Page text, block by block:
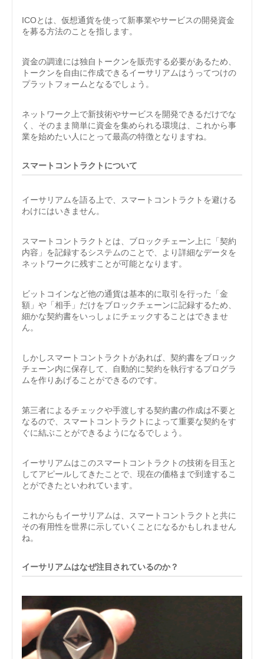
ICOとは、仮想通貨を使って新事業やサービスの開発資金
を募る方法のことを指します。
資金の調達には独自トークンを販売する必要があるため、
トークンを自由に作成できるイーサリアムはうってつけの
プラットフォームとなるでしょう。
ネットワーク上で新技術やサービスを開発できるだけでな
く、そのまま簡単に資金を集められる環境は、これから事
業を始めたい人にとって最高の特徴となりますね。
スマートコントラクトについて
イーサリアムを語る上で、スマートコントラクトを避ける
わけにはいきません。
スマートコントラクトとは、ブロックチェーン上に「契約
内容」を記録するシステムのことで、より詳細なデータを
ネットワークに残すことが可能となります。
ビットコインなど他の通貨は基本的に取引を行った「金
額」や「相手」だけをブロックチェーンに記録するため、
細かな契約書をいっしょにチェックすることはできませ
ん。
しかしスマートコントラクトがあれば、契約書をブロック
チェーン内に保存して、自動的に契約を執行するプログラ
ムを作りあげることができるのです。
第三者によるチェックや手渡しする契約書の作成は不要と
なるので、スマートコントラクトによって重要な契約をす
ぐに結ぶことができるようになるでしょう。
イーサリアムはこのスマートコントラクトの技術を目玉と
してアピールしてきたことで、現在の価格まで到達するこ
とができたといわれています。
これからもイーサリアムは、スマートコントラクトと共に
その有用性を世界に示していくことになるかもしれません
ね。
イーサリアムはなぜ注目されているのか？